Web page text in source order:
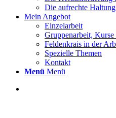
Die aufrechte Haltung
Mein Angebot
Einzelarbeit
Gruppenarbeit,
Feldenkrais in der
Spezielle Themen
Kontakt
Menü Menü